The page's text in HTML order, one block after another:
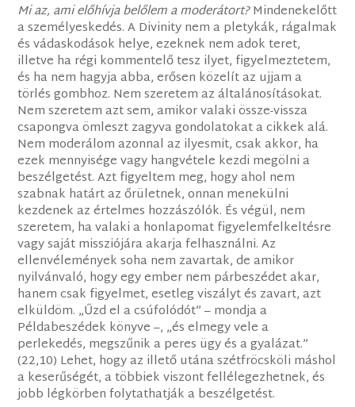
Mi az, ami előhívja belőlem a moderátort?Mindenekelőtt
a személyeskedés. A Divinity nem a pletykák, rágalmak
és vádaskodások helye, ezeknek nem adok teret,
illetve ha régi kommentelő tesz ilyet, figyelmeztetem,
és ha nem hagyja abba, erősen közelít az ujjam a
törlés gombhoz. Nem szeretem az általánosításokat.
Nem szeretem azt sem, amikor valaki össze-vissza
csapongva ömleszt zagyva gondolatokat a cikkek alá.
Nem moderálom azonnal az ilyesmit, csak akkor, ha
ezek mennyisége vagy hangvétele kezdi megölni a
beszélgetést. Azt figyeltem meg, hogy ahol nem
szabnak határt az őrületnek, onnan menekülni
kezdenek az értelmes hozzászólók. És végül, nem
szeretem, ha valaki a honlapomat figyelemfelkeltésre
vagy saját missziójára akarja felhasználni. Az
ellenvélemények soha nem zavartak, de amikor
nyilvánvaló, hogy egy ember nem párbeszédet akar,
hanem csak figyelmet, esetleg viszályt és zavart, azt
elküldöm. „Űzd el a csúfolódót” – mondja a
Példabeszédek könyve –, „és elmegy vele a
perlekedés, megszűnik a peres ügy és a gyalázat.”
(22,10) Lehet, hogy az illető utána szétfröcsköli máshol
a keserűségét, a többiek viszont fellélegezhetnek, és
jobb légkörben folytathatják a beszélgetést.